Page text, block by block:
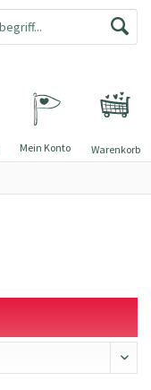
Warenkorb
Mein Konto